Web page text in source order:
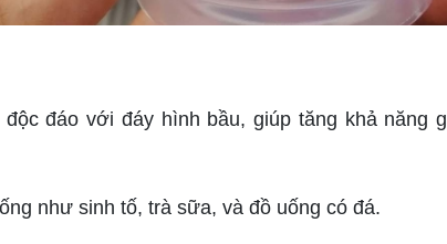
đáo với đáy hình bầu, giúp tăng khả năng
như sinh tố, trà sữa, và đồ uống có đá.